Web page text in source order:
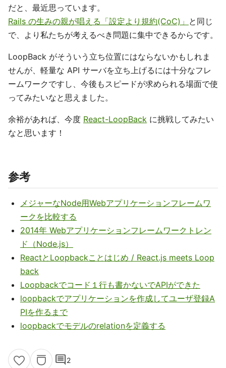
だと、最近思っています。
Rails の生みの親が唱える「設定より規約(CoC)」 と同じ
で、より私たちが考えるべき問題に集中できるからです。
LoopBack がそういう立ち位置にはならないかもしれま
せんが、軽量な API サーバを立ち上げるには十分なフレ
ームワークですし、今後もスピードが求められる場面で使
ってみたいなと思えました。
余裕があれば、今度 React-LoopBack に挑戦してみたい
なと思います！
参考
メジャーなNode用Webアプリケーションフレームワ
ークを比較する
2014年 Webアプリケーションフレームワークトレン
ド（Node.js）
ReactとLoopbackことはじめ / React.js meets Loop
back
Loopbackでコード１行も書かないでAPIができた
loopbackでアプリケーションを作成してユーザ登録A
PIを作るまで
loopbackでモデルのrelationを定義する
comment2